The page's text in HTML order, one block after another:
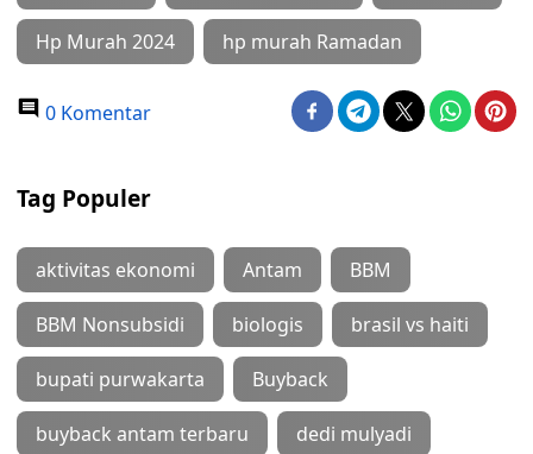
Hp Murah 2024 hp murah Ramadan
0 Komentar
Tag Populer
aktivitas ekonomi Antam BBM
BBM Nonsubsidi biologis brasil vs haiti
bupati purwakarta Buyback
buyback antam terbaru dedi mulyadi